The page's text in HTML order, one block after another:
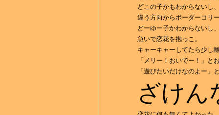
どこの子かもわからないし
違う方向からボーダーコリ
どーゆー子かわからないし
急いで恋花を抱っこ。
キャーキャーしてたら少し
「メリー！おいでー！」と
「遊びたいだけなのよー」
ざけん